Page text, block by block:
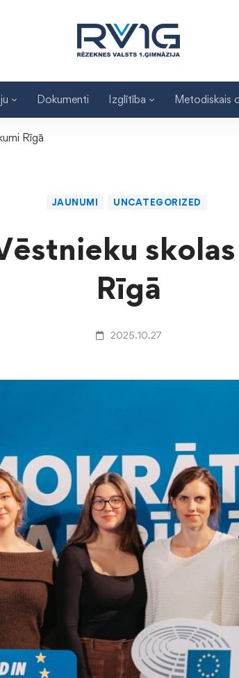
Dokumenti Izglītība Metodiskais
Rīgā
JAUNUMI UNCATEGORIZED
Rīgā
2025.10.27